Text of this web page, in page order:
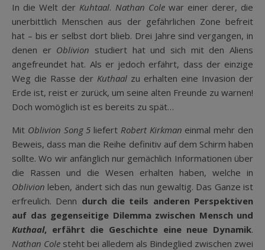
In die Welt der Kuhtaal. Nathan Colewar einer derer, die
unerbittlich Menschen aus der gefährlichen Zone befreit
hat – bis er selbst dort blieb. Drei Jahre sind vergangen, in
denen er Oblivion studiert hat und sich mit den Aliens
angefreundet hat. Als er jedoch erfährt, dass der einzige
Weg die Rasse der Kuthaal zu erhalten eine Invasion der
Erde ist, reist er zurück, um seine alten Freunde zu warnen!
Doch womöglich ist es bereits zu spät…
Mit Oblivion Song 5 liefert Robert Kirkman einmal mehr den
Beweis, dass man die Reihe definitiv auf dem Schirm haben
sollte. Wo wir anfänglich nur gemächlich Informationen über
die Rassen und die Wesen erhalten haben, welche in
Oblivion leben, ändert sich das nun gewaltig. Das Ganze ist
erfreulich. Denn durch die teils anderen Perspektiven
auf das gegenseitige Dilemma zwischen Mensch und
Kuthaal, erfährt die Geschichte eine neue Dynamik.
Nathan Cole steht bei alledem als Bindeglied zwischen zwei